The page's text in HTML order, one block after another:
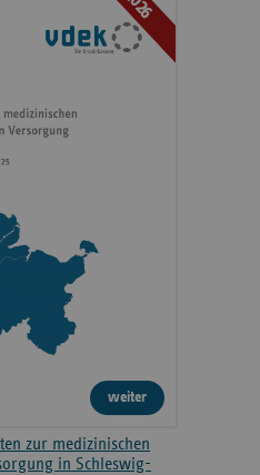
weiter
zur medizinischen
in Schleswig-